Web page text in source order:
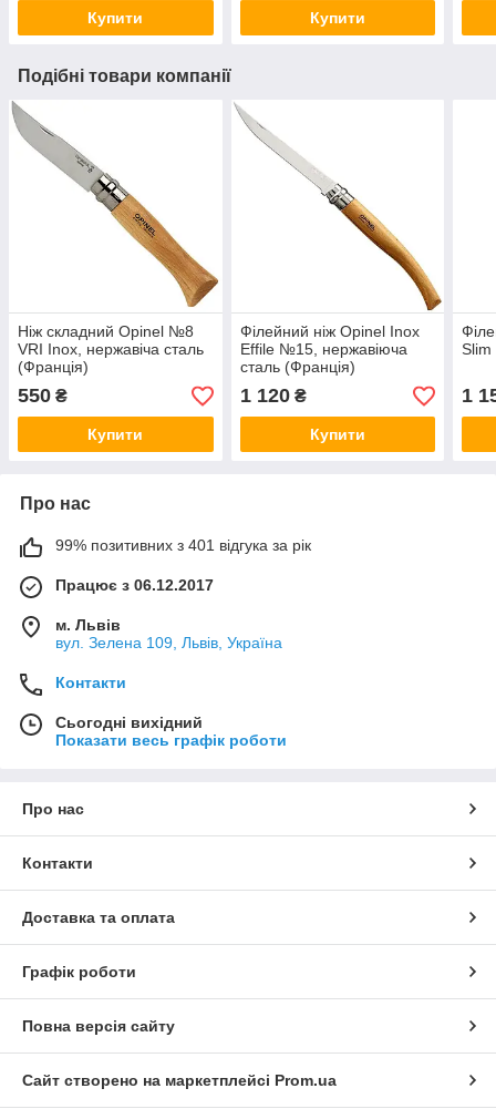
Купити Купити
Подібні товари компанії
Ніж складний Opinel №8
VRI Inox, нержавіча сталь
(Франція)
550 ₴
Купити
Філейний ніж Opinel Inox
Effile №15, нержавіюча
сталь (Франція)
1 120₴
Купити
Slim
1
Про нас
99% позитивних з 401 відгука за рік
Працює з 06.12.2017
м. Львів
вул. Зелена 109, Львів, Україна
Контакти
Сьогодні вихідний
Показати весь графік роботи
Про нас
Контакти
Доставка та оплата
Графік роботи
Повна версія сайту
Сайт створено на маркетплейсі Prom.ua